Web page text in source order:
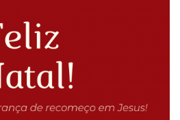
nascer de novo pela fé Nele.